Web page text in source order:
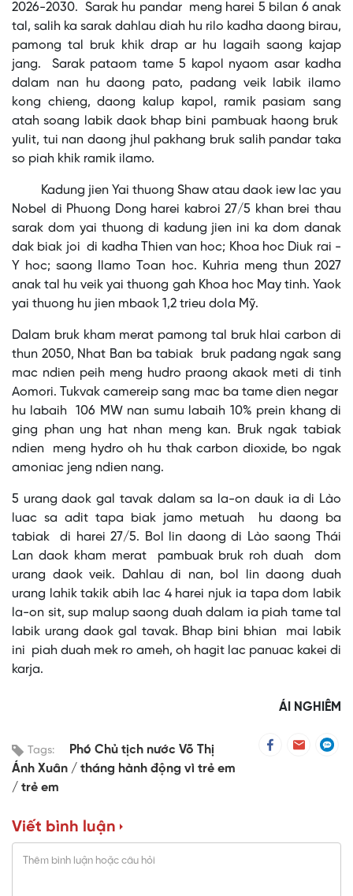
2026-2030. Sarak hu pandar meng harei 5 bilan 6 anak
tal, salih ka sarak dahlau diah hu rilo kadha daong birau,
pamong tal bruk khik drap ar hu lagaih saong kajap
jang. Sarak pataom tame 5 kapol nyaom asar kadha
dalam nan hu daong pato, padang veik labik ilamo
kong chieng, daong kalup kapol, ramik pasiam sang
atah soang labik daok bhap bini pambuak haong bruk
yulit, tui nan daong jhul pakhang bruk salih pandar taka
so piah khik ramik ilamo.
Kadung jien Yai thuong Shaw atau daok iew lac yau
Nobel di Phuong Dong harei kabroi 27/5 khan brei thau
sarak dom yai thuong di kadung jien ini ka dom danak
dak biak joi di kadha Thien van hoc; Khoa hoc Diuk rai -
Y hoc; saong Ilamo Toan hoc. Kuhria meng thun 2027
anak tal hu veik yai thuong gah Khoa hoc May tinh. Yaok
yai thuong hu jien mbaok 1,2 trieu dola Mỹ.
Dalam bruk kham merat pamong tal bruk hlai carbon di
thun 2050, Nhat Ban ba tabiak bruk padang ngak sang
mac ndien peih meng hudro praong akaok meti di tinh
Aomori. Tukvak camereip sang mac ba tame dien negar
hu labaih 106 MW nan sumu labaih 10% prein khang di
ging phan ung hat nhan meng kan. Bruk ngak tabiak
ndien meng hydro oh hu thak carbon dioxide, bo ngak
amoniac jeng ndien nang.
5 urang daok gal tavak dalam sa la-on dauk ia di Lào
luac sa adit tapa biak jamo metuah hu daong ba
tabiak di harei 27/5. Bol lin daong di Lào saong Thái
Lan daok kham merat pambuak bruk roh duah dom
urang daok veik. Dahlau di nan, bol lin daong duah
urang lahik takik abih lac 4 harei njuk ia tapa dom labik
la-on sit, sup malup saong duah dalam ia piah tame tal
labik urang daok gal tavak. Bhap bini bhian mai labik
ini piah duah mek ro ameh, oh hagit lac panuac kakei di
karja.
ÁI NGHIÊM
Tags:
Phó Chủ tịch nước Võ Thị
Ánh Xuân
tháng hành động vì trẻ em
trẻ em
Viết bình luận